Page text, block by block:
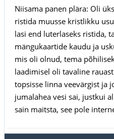
Niisama panen plära: Oli
ristida muusse kristlikku
lasi end luterlaseks ristida,
mängukaartide kaudu ja
mis oli olnud, tema
laadimisel oli tavaline
topsisse linna veevärgist ja
jumalahea vesi sai, justkui
sain maitsta, see pole